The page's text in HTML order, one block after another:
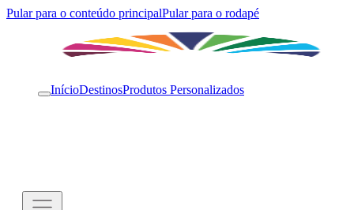
Pular para o conteúdo principalPular para o rodapé
InícioDestinosProdutos Personalizados